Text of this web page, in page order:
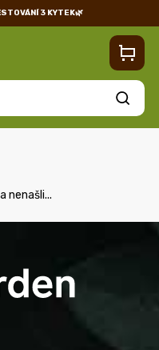
3 KYTEK🌿
Vrátenie/reklamácia
Hľadať
nenašli...